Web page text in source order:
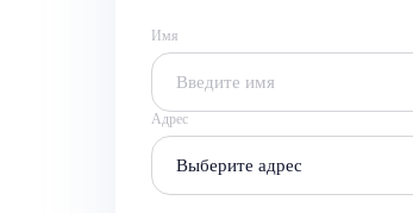
Имя
Адрес
Выберите адрес